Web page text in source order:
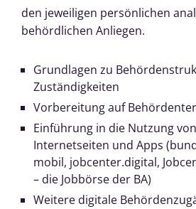
den jeweiligen persönlichen
behördlichen Anliegen.
Grundlagen zu
Zuständigkeiten
Vorbereitung auf
Einführung in die Nutzung
Internetseiten und Apps
mobil, jobcenter.digital,
– die Jobbörse der BA)
Weitere digitale